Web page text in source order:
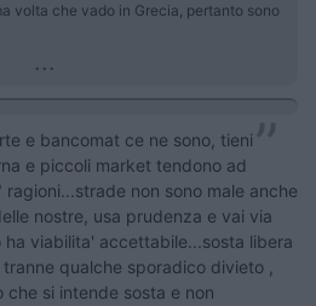
volta che vado in Grecia, pertanto sono
...
e bancomat ce ne sono, tieni
e piccoli market tendono ad
non sono male anche
nostre, usa prudenza e vai via
viabilita' accettabile...sosta libera
qualche sporadico divieto ,
che si intende sosta e non